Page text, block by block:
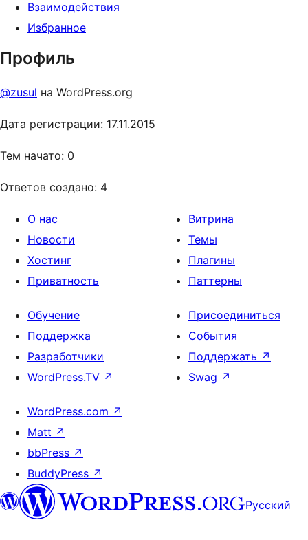
Взаимодействия
Избранное
Профиль
@zusul на WordPress.org
Дата регистрации: 17.11.2015
Тем начато: 0
Ответов создано: 4
О нас
Новости
Хостинг
Приватность
Витрина
Темы
Плагины
Паттерны
Обучение
Поддержка
Разработчики
WordPress.TV ↗
Присоединиться
События
Поддержать ↗
Swag ↗
WordPress.com ↗
Matt ↗
bbPress ↗
BuddyPress ↗
Русский